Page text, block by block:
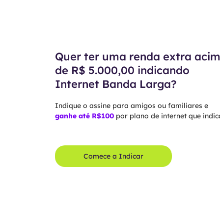
Quer ter uma renda extra
de R$ 5.000,00 indicando
Internet Banda Larga?
Indique o assine para amigos ou familiares e
ganhe até R$100por plano de internet que
Comece a Indicar